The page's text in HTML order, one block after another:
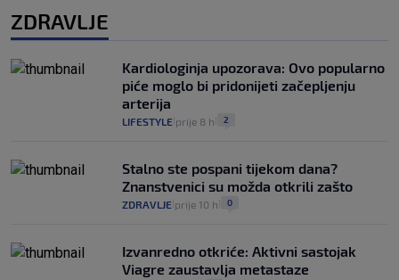
ZDRAVLJE
Kardiologinja upozorava: Ovo popularno
piće moglo bi pridonijeti začepljenju
arterija
LIFESTYLE prije 8 h 2
Stalno ste pospani tijekom dana?
Znanstvenici su možda otkrili zašto
ZDRAVLJE prije 10 h 0
Izvanredno otkriće: Aktivni sastojak
Viagre zaustavlja metastaze